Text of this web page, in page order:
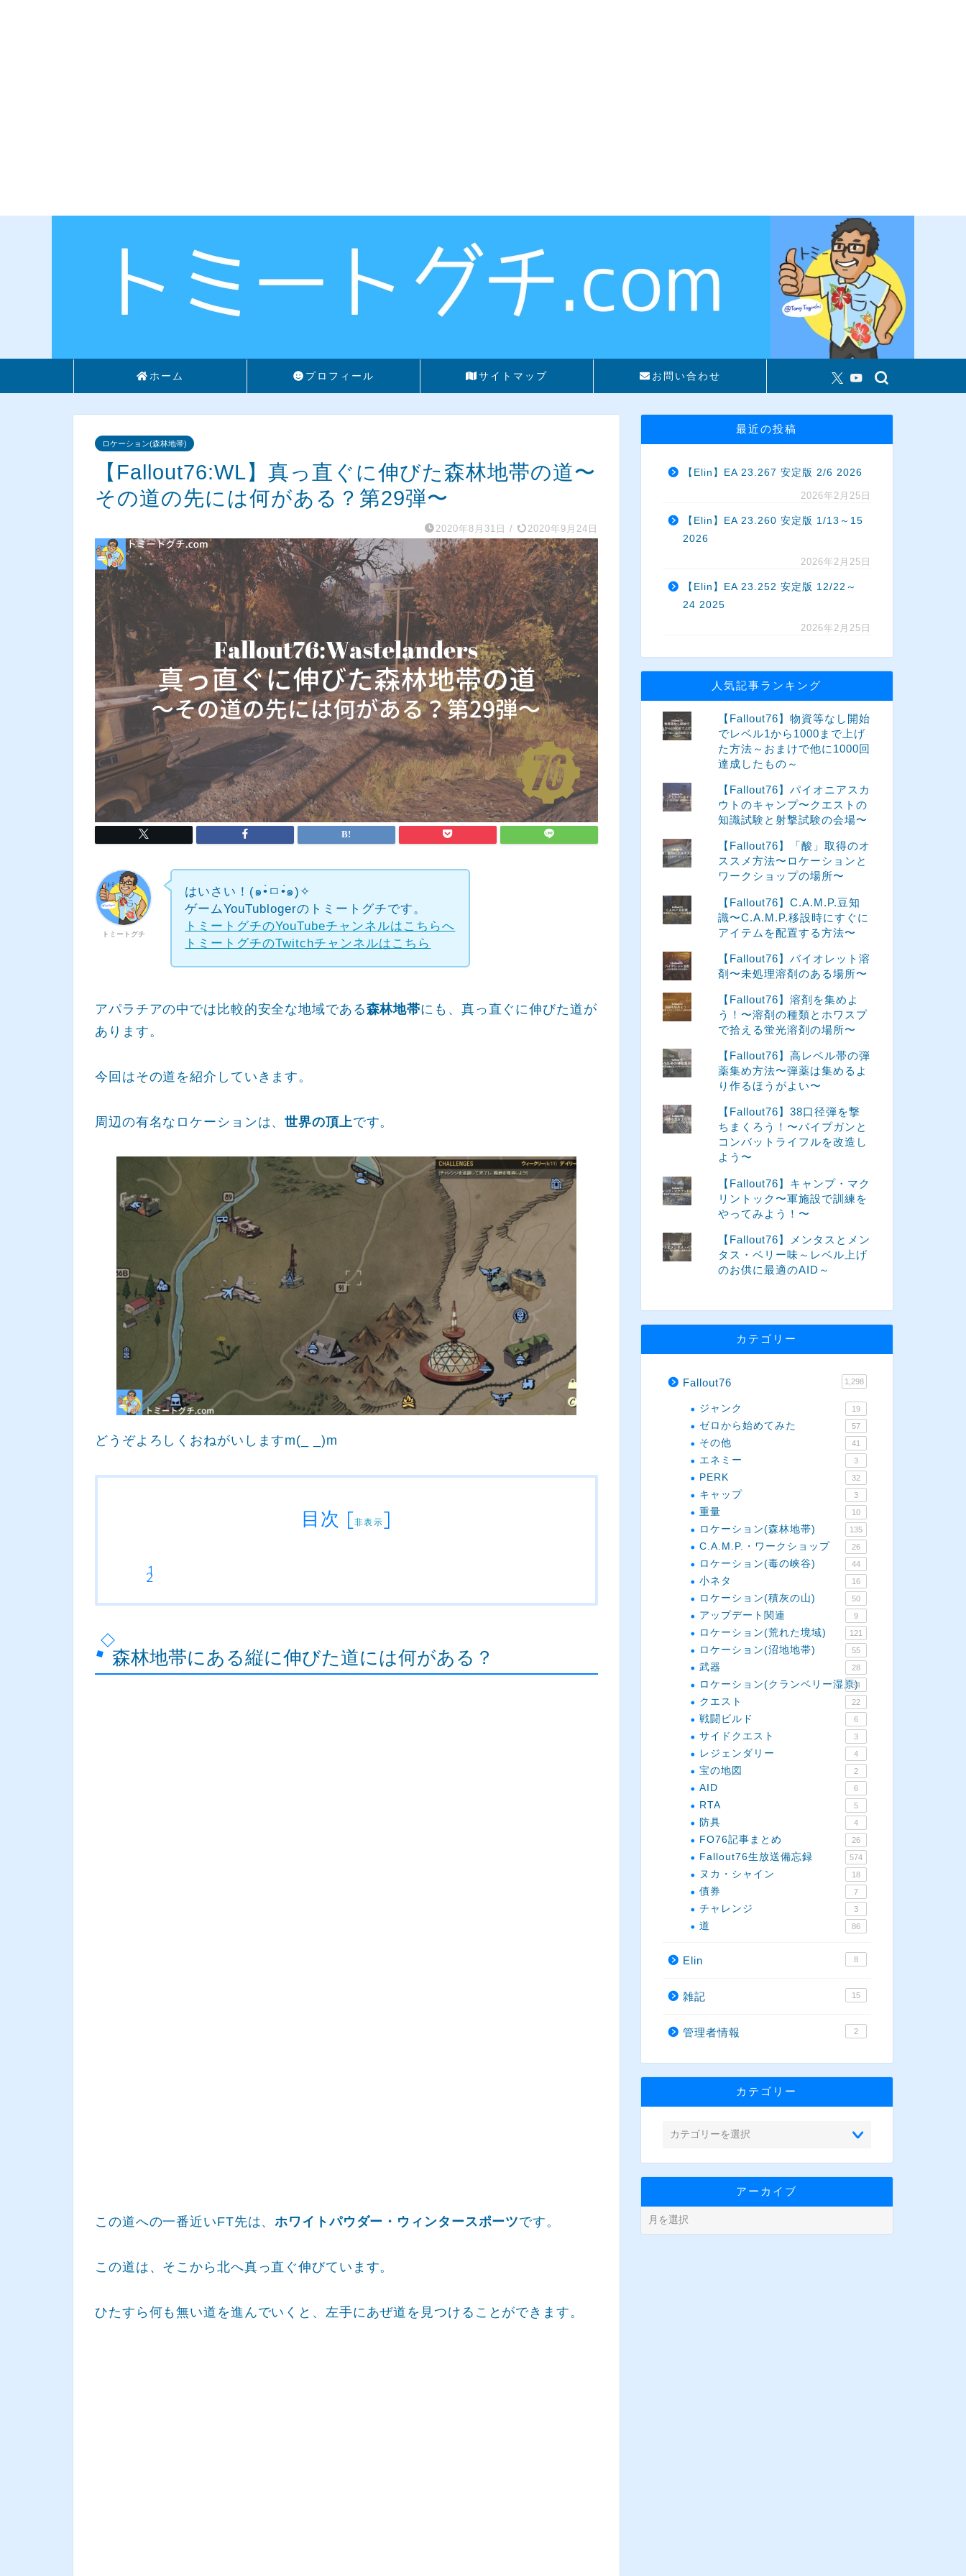
ホーム プロフィール サイトマップ お問い合わせ
ロケーション(森林地帯)
【Fallout76:WL】真っ直ぐに伸びた森林地帯の道〜
その道の先には何がある？第29弾〜
2020年8月31日 / 2020年9月24日
トミートグチ
はいさい！(๑•̀ㅁ•́๑)✧
ゲームYouTublogerのトミートグチです。
トミートグチのYouTubeチャンネルはこちらへ
トミートグチのTwitchチャンネルはこちら
アパラチアの中では比較的安全な地域である森林地帯にも、真っ直ぐに伸びた道が
あります。
今回はその道を紹介していきます。
周辺の有名なロケーションは、世界の頂上です。
どうぞよろしくおねがいしますm(_ _)m
目次 [非表示]
森林地帯にある縦に伸びた道には何がある？
この道への一番近いFT先は、ホワイトパウダー・ウィンタースポーツです。
この道は、そこから北へ真っ直ぐ伸びています。
ひたすら何も無い道を進んでいくと、左手にあぜ道を見つけることができます。
最近の投稿
【Elin】EA 23.267 安定版 2/6 2026
2026年2月25日
【Elin】EA 23.260 安定版 1/13～15
2026
2026年2月25日
【Elin】EA 23.252 安定版 12/22～
24 2025
2026年2月25日
人気記事ランキング
【Fallout76】物資等なし開始
でレベル1から1000まで上げ
た方法～おまけで他に1000回
達成したもの～
【Fallout76】パイオニアスカ
ウトのキャンプ〜クエストの
知識試験と射撃試験の会場〜
【Fallout76】「酸」取得のオ
ススメ方法〜ロケーションと
ワークショップの場所〜
【Fallout76】C.A.M.P.豆知
識〜C.A.M.P.移設時にすぐに
アイテムを配置する方法〜
【Fallout76】バイオレット溶
剤〜未処理溶剤のある場所〜
【Fallout76】溶剤を集めよ
う！〜溶剤の種類とホワスプ
で拾える蛍光溶剤の場所〜
【Fallout76】高レベル帯の弾
薬集め方法〜弾薬は集めるよ
り作るほうがよい〜
【Fallout76】38口径弾を撃
ちまくろう！〜パイプガンと
コンバットライフルを改造し
よう〜
【Fallout76】キャンプ・マク
リントック〜軍施設で訓練を
やってみよう！〜
【Fallout76】メンタスとメン
タス・ベリー味～レベル上げ
のお供に最適のAID～
カテゴリー
Fallout76 1,298
ジャンク 19
ゼロから始めてみた 57
その他 41
エネミー 3
PERK 32
キャップ 3
重量 10
ロケーション(森林地帯) 135
C.A.M.P.・ワークショップ 26
ロケーション(毒の峡谷) 44
小ネタ 16
ロケーション(積灰の山) 50
アップデート関連 9
ロケーション(荒れた境域) 121
ロケーション(沼地地帯) 55
武器 28
ロケーション(クランベリー湿原)
34
クエスト 22
戦闘ビルド 6
サイドクエスト 3
レジェンダリー 4
宝の地図 2
AID 6
RTA 5
防具 4
FO76記事まとめ 26
Fallout76生放送備忘録 574
ヌカ・シャイン 18
債券 7
チャレンジ 3
道 86
Elin 8
雑記 15
管理者情報 2
カテゴリー
アーカイブ